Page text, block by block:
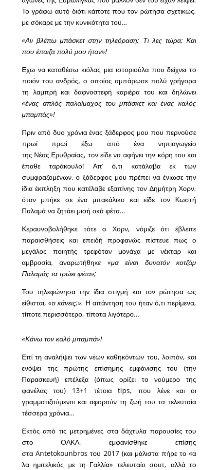
Το γράφω αυτό διότι κάποτε που τον ρώτησα σχετικώς,
με σόκαρε με την κυνικότητα του…
«Αν βλέπω μπάσκετ στην τηλεόραση; Τι λες τώρα; Και
που έπαιζα πολύ μου ήταν»!
Εχω να καταθέσω κιόλας μια ιστοριούλα που δείχνει το
ποιόν του ανδρός, ο οποίος αμπάρωσε πολύ γρήγορα
τη λαμπρή και δαφνοστεφή καριέρα του και δηλώνει
«ένας απλός παλαίμαχος του μπάσκετ και ένας καλός
μπαμπάς»!
Πριν από δυο χρόνια ένας ξάδερφος μου που περνούσε
πρωί πρωί έξω από ένα νηπιαγωγείο
της Νέας Ερυθραίας, τον είδε να αφήνει την κόρη του και
έπαθε ταράκουλο! Απ’ ό,τι κατάλαβα εκ των
συμφραζομένων, ο ξάδερφος μου πρέπει να ένιωσε την
ίδια έκπληξη που κατέλαβε εξαπίνης τον Δημήτρη Χορν,
όταν μπήκε σε ένα μπακάλικο και είδε τον Κωστή
Παλαμά να ζητάει μισή οκά φέτα…
Κεραυνοβολήθηκε τότε ο Χορν, νόμιζε ότι έβλεπε
παραισθήσεις και επειδή προφανώς πίστευε πως ο
μεγάλος ποιητής τρεφόταν μονάχα με νέκταρ και
αμβροσία, αναρωτήθηκε «μα είναι δυνατόν κοτζάμ
Παλαμάς τα τρώει φέτα»;
Του τηλεφώνησα την ίδια στιγμή και τον ρώτησα ως
είθισται,«τι κάνεις;». Η απάντηση του ήταν ό,τι περίμενα,
τίποτε περισσότερο, τίποτα λιγότερο…
«Κάνω τον καλό μπαμπά»!
Επί τη αναλήψει των νέων καθηκόντων του, λοιπόν, και
ενόψει της πρώτης επίσημης εμφάνισης του (την
Παρασκευή) επέλεξα (όπως ορίζει το νούμερο της
φανέλας του) 13+1 τέτοια tips, που λένε και οι
γραμματιζούμενοι και αφορούν τη ζωή του τα τελευταία
τέσσερα χρόνια…
Εκτός από τις μετρημένες στα δάχτυλα παρουσίες του
στο ΟΑΚΑ, εμφανίσθηκε επίσης
στα Antetokounbros του 2017 (και μάλιστα πήρε το «α
λα ημιτελικός με τη Γαλλία» τελευταίο σουτ, αλλά το